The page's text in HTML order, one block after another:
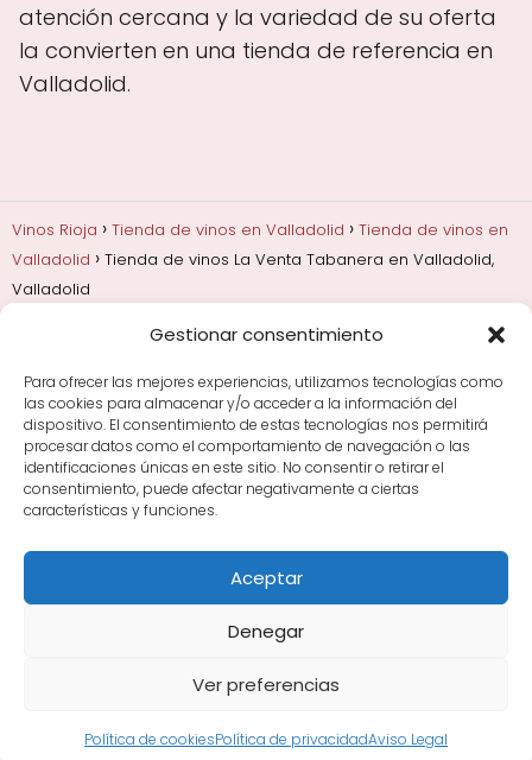
Gestionar consentimiento
Para ofrecer las mejores experiencias, utilizamos tecnologías como
las cookies para almacenar y/o acceder a la información del
dispositivo. El consentimiento de estas tecnologías nos permitirá
procesar datos como el comportamiento de navegación o las
identificaciones únicas en este sitio. No consentir o retirar el
consentimiento, puede afectar negativamente a ciertas
características y funciones.
Aceptar
Denegar
Ver preferencias
Política de cookiesPolítica de privacidadAviso Legal
atención cercana y la variedad de su oferta
la convierten en una tienda de referencia en
Valladolid.
Vinos Rioja Tienda de vinos en Valladolid
Tienda de vinos en
Valladolid
Tienda de vinos La Venta Tabanera en Valladolid,
Valladolid
Añadas, crianza y guarda
Bodegas y marcas de
Comprar vino
Rioja y guías de regalo
Cultura del vino y
curiosidades
Enoturismo en Rioja
Maridajes y vino en la mesa
Tiendas de vino por
ciudades
Tipos de Rioja y clasificación
bodegas por área
|Política de Cookies
Sitemap XML· Sitemap HTML